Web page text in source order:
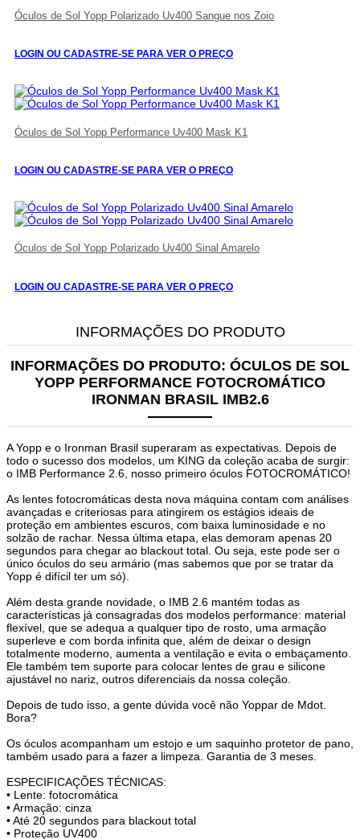
Óculos de Sol Yopp Polarizado Uv400 Sangue nos Zoio
LOGIN OU CADASTRE-SE PARA VER O PREÇO
Óculos de Sol Yopp Performance Uv400 Mask K1
LOGIN OU CADASTRE-SE PARA VER O PREÇO
Óculos de Sol Yopp Polarizado Uv400 Sinal Amarelo
LOGIN OU CADASTRE-SE PARA VER O PREÇO
INFORMAÇÕES DO PRODUTO
INFORMAÇÕES DO PRODUTO: ÓCULOS DE SOL
YOPP PERFORMANCE FOTOCROMÁTICO
IRONMAN BRASIL IMB2.6
A Yopp e o Ironman Brasil superaram as expectativas. Depois de
todo o sucesso dos modelos, um KING da coleção acaba de surgir:
o IMB Performance 2.6, nosso primeiro óculos FOTOCROMÁTICO!
As lentes fotocromáticas desta nova máquina contam com análises
avançadas e criteriosas para atingirem os estágios ideais de
proteção em ambientes escuros, com baixa luminosidade e no
solzão de rachar. Nessa última etapa, elas demoram apenas 20
segundos para chegar ao blackout total. Ou seja, este pode ser o
único óculos do seu armário (mas sabemos que por se tratar da
Yopp é difícil ter um só).
Além desta grande novidade, o IMB 2.6 mantém todas as
características já consagradas dos modelos performance: material
flexível, que se adequa a qualquer tipo de rosto, uma armação
superleve e com borda infinita que, além de deixar o design
totalmente moderno, aumenta a ventilação e evita o embaçamento.
Ele também tem suporte para colocar lentes de grau e silicone
ajustável no nariz, outros diferenciais da nossa coleção.
Depois de tudo isso, a gente dúvida você não Yoppar de Mdot.
Bora?
Os óculos acompanham um estojo e um saquinho protetor de pano,
também usado para a fazer a limpeza. Garantia de 3 meses.
ESPECIFICAÇÕES TÉCNICAS:
• Lente: fotocromática
• Armação: cinza
• Até 20 segundos para blackout total
• Proteção UV400